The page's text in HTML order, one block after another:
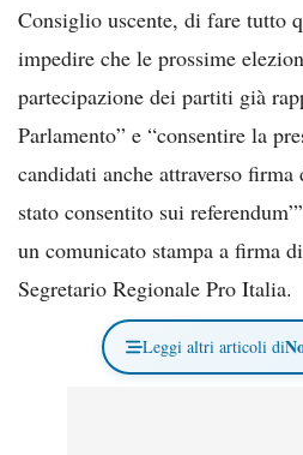
Consiglio uscente, di fare tutto
impedire che le prossime
partecipazione dei partiti già
Parlamento” e “consentire la
candidati anche attraverso
stato consentito sui
un comunicato stampa a firma di
Segretario Regionale Pro Italia.
Leggi altri articoli di